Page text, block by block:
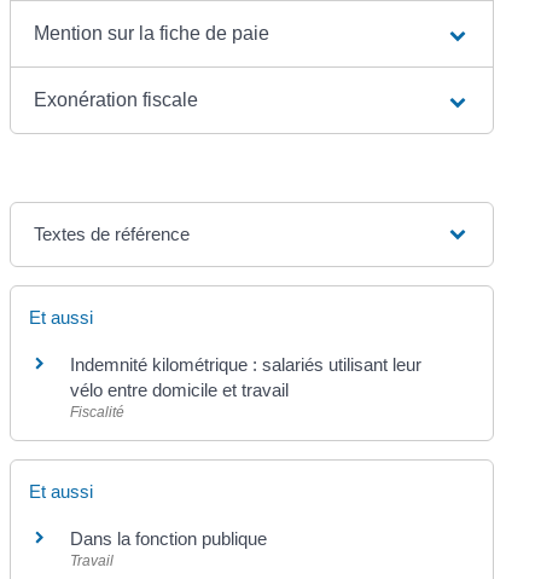
Mention sur la fiche de paie
Exonération fiscale
Textes de référence
Et aussi
Indemnité kilométrique : salariés utilisant leur
vélo entre domicile et travail
Fiscalité
Et aussi
Dans la fonction publique
Travail